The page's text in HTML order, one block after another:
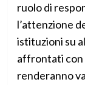
ruolo di
l’attenzione
istituzioni su
affrontati con
renderanno